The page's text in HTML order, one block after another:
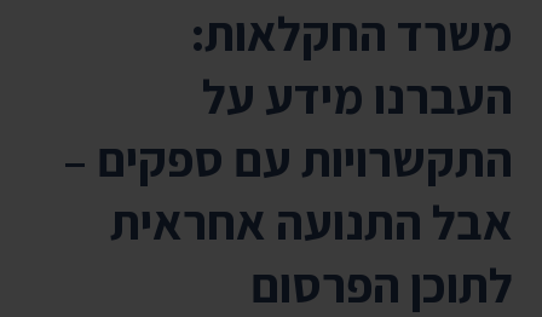
משרד החקלאות:
העברנו מידע על
התקשרויות עם ספקים –
אבל התנועה אחראית
לתוכן הפרסום